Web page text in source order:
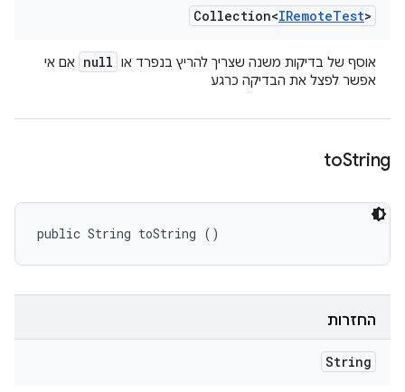
Collection<IRemoteTest>
אוסף של בדיקות משנה שצריך להריץ בנפרד או null
אם אי
אפשר לפצל את הבדיקה כרגע
toString
public String toString ()
החזרות
String